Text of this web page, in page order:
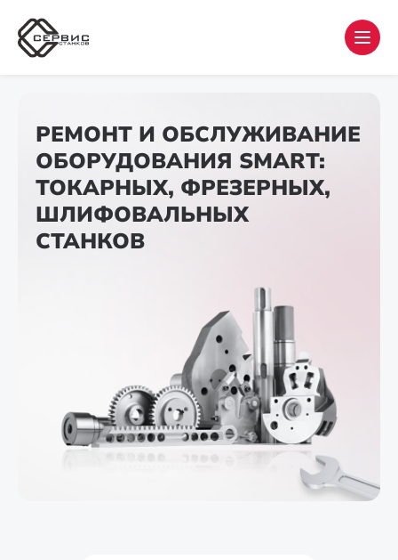
РЕМОНТ И ОБСЛУЖИВАНИЕ
ОБОРУДОВАНИЯ SMART:
ТОКАРНЫХ, ФРЕЗЕРНЫХ,
ШЛИФОВАЛЬНЫХ
СТАНКОВ